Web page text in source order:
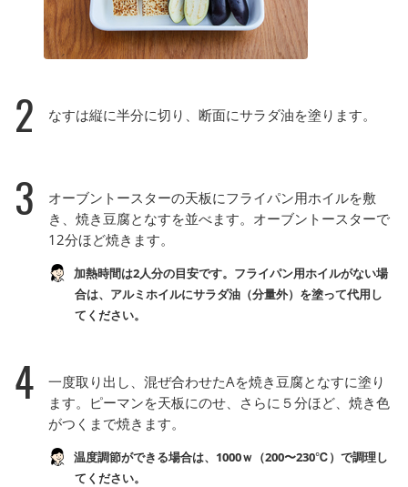
2 なすは縦に半分に切り、断面にサラダ油を塗ります。
3
オーブントースターの天板にフライパン用ホイルを敷
き、焼き豆腐となすを並べます。オーブントースターで
12分ほど焼きます。
加熱時間は2人分の目安です。フライパン用ホイルがない場
合は、アルミホイルにサラダ油（分量外）を塗って代用し
てください。
4
一度取り出し、混ぜ合わせたAを焼き豆腐となすに塗り
ます。ピーマンを天板にのせ、さらに５分ほど、焼き色
がつくまで焼きます。
温度調節ができる場合は、1000ｗ（200〜230℃）で調理し
てください。